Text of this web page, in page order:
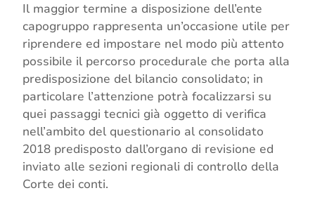
Il maggior termine a disposizione dell’ente
capogruppo rappresenta un’occasione utile per
riprendere ed impostare nel modo più attento
possibile il percorso procedurale che porta alla
predisposizione del bilancio consolidato; in
particolare l’attenzione potrà focalizzarsi su
quei passaggi tecnici già oggetto di verifica
nell’ambito del questionario al consolidato
2018 predisposto dall’organo di revisione ed
inviato alle sezioni regionali di controllo della
Corte dei conti.